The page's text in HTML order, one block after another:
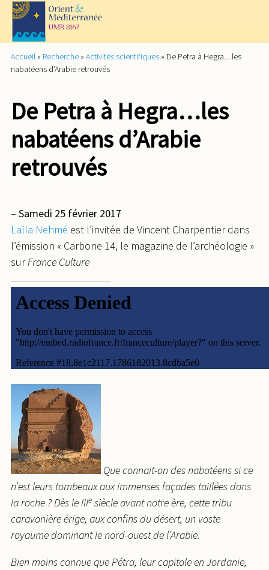
Accueil » Recherche » Activités scientifiques » De Petra à Hegra…les
nabatéens d’Arabie retrouvés
De Petra à Hegra…les
nabatéens d’Arabie
retrouvés
– Samedi 25 février 2017
Laïla Nehmé est l’invitée de Vincent Charpentier dans
l’émission « Carbone 14, le magazine de l’archéologie »
surFrance Culture
Que connait-on des nabatéens si ce
n’est leurs tombeaux aux immenses façades taillées dans
la roche ? Dès le IIIe siècle avant notre ère, cette tribu
caravanière érige, aux confins du désert, un vaste
royaume dominant le nord-ouest de l’Arabie.
Bien moins connue que Pétra, leur capitale en Jordanie,